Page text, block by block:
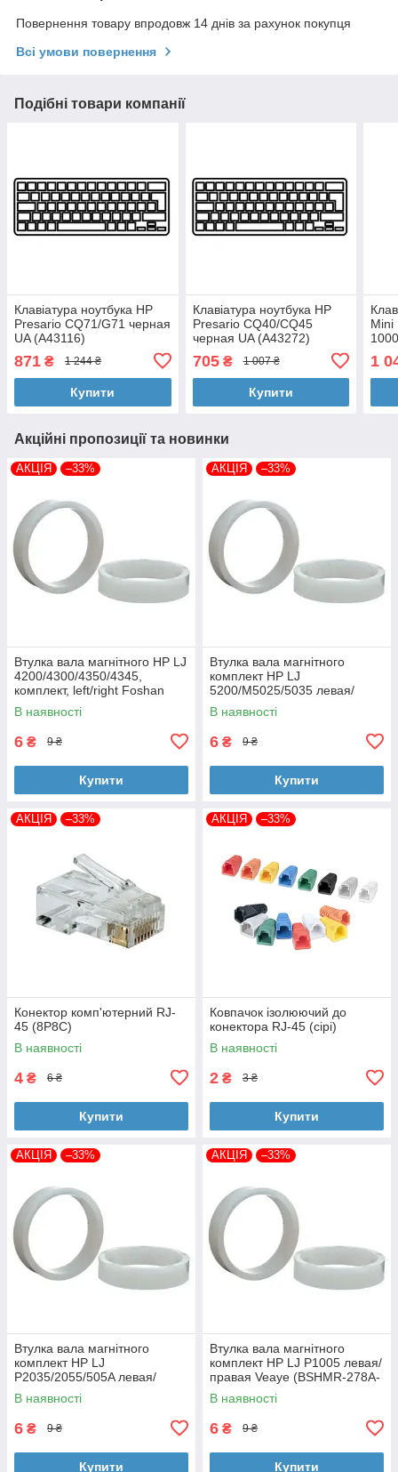
Повернення товару впродовж 14 днів за рахунок покупця
Всі умови повернення
Подібні товари компанії
Клавіатура ноутбука HP
Presario CQ71/G71 черная
UA (A43116)
871 ₴ 1 244 ₴
Купити
Клавіатура ноутбука HP
Presario CQ40/CQ45
черная UA (A43272)
705₴ 1 007 ₴
Купити
Mini
1
Акційні пропозиції та новинки
АКЦІЯ –33%
Втулка вала магнітного HP LJ
4200/4300/4350/4345,
комплект, left/right Foshan
(MAG-1338A-BSH-Foshan)
В наявності
6 ₴ 9 ₴
Купити
АКЦІЯ –33%
Втулка вала магнітного
комплект HP LJ
5200/M5025/5035 левая/
правая Foshan (MAG-7516A-
BSH-Foshan)
В наявності
6 ₴ 9 ₴
Купити
АКЦІЯ –33%
Конектор комп'ютерний RJ-
45 (8P8C)
В наявності
4 ₴ 6 ₴
Купити
АКЦІЯ –33%
Ковпачок ізолюючий до
конектора RJ-45 (сірі)
В наявності
2 ₴ 3 ₴
Купити
АКЦІЯ –33%
Втулка вала магнітного
комплект HP LJ
P2035/2055/505A левая/
правая Veaye (BSHMR-505A-
VE)
В наявності
6 ₴ 9 ₴
Купити
АКЦІЯ –33%
Втулка вала магнітного
комплект HP LJ P1005 левая/
правая Veaye (BSHMR-278A-
VE)
В наявності
6 ₴ 9 ₴
Купити